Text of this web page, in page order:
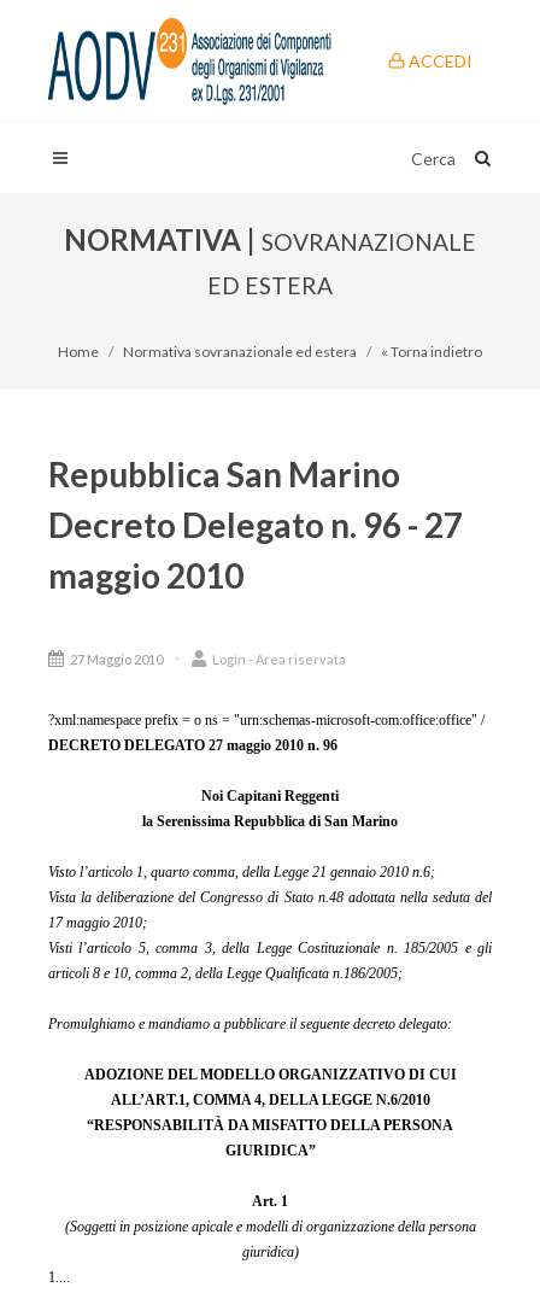
ACCEDI
Cerca
NORMATIVA | SOVRANAZIONALE
ED ESTERA
Home Normativa sovranazionale ed estera « Torna indietro
Repubblica San Marino
Decreto Delegato n. 96 - 27
maggio 2010
27 Maggio 2010 Login - Area riservata
?xml:namespace prefix = o ns = "urn:schemas-microsoft-com:office:office" /
DECRETO DELEGATO 27 maggio 2010 n. 96
Noi Capitani Reggenti
la Serenissima Repubblica di San Marino
Visto l’articolo 1, quarto comma, della Legge 21 gennaio 2010 n.6;
Vista la deliberazione del Congresso di Stato n.48 adottata nella seduta del
17 maggio 2010;
Visti l’articolo 5, comma 3, della Legge Costituzionale n. 185/2005 e gli
articoli 8 e 10, comma 2, della Legge Qualificata n.186/2005;
Promulghiamo e mandiamo a pubblicare il seguente decreto delegato:
ADOZIONE DEL MODELLO ORGANIZZATIVO DI CUI
ALL’ART.1, COMMA 4, DELLA LEGGE N.6/2010
“RESPONSABILITÀ DA MISFATTO DELLA PERSONA
GIURIDICA”
Art. 1
(Soggetti in posizione apicale e modelli di organizzazione della persona
giuridica)
1....